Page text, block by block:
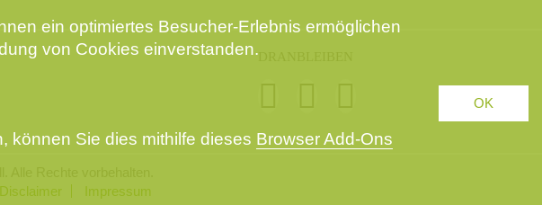
Disclaimer Impressum
ein optimiertes Besucher-Erlebnis ermöglichen
von Cookies einverstanden.
können Sie dies mithilfe dieses Browser Add-Ons
OK